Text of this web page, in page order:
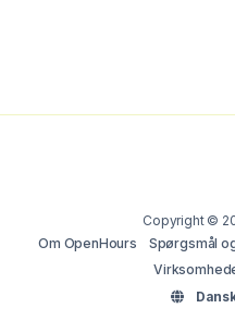
Copyright ©
Om OpenHours
Spørgsmål